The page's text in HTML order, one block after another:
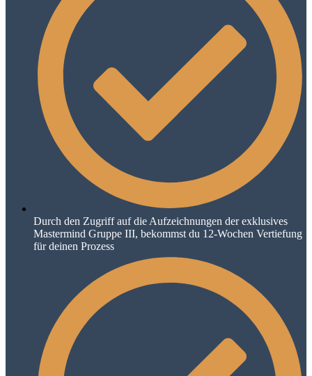
Durch den Zugriff auf die Aufzeichnungen der exklusives
Mastermind Gruppe III, bekommst du 12-Wochen Vertiefung
für deinen Prozess​